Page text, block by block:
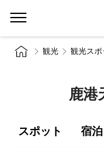
観光 観光スポ
鹿港
スポット 宿泊